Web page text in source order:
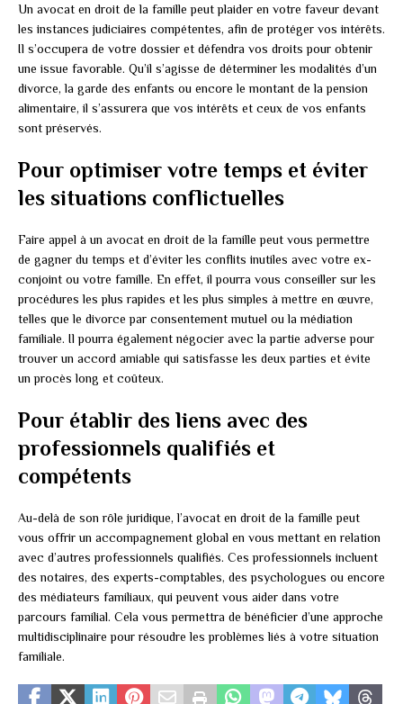
Un avocat en droit de la famille peut plaider en votre faveur devant
les instances judiciaires compétentes, afin de protéger vos intérêts.
Il s’occupera de votre dossier et défendra vos droits pour obtenir
une issue favorable. Qu’il s’agisse de déterminer les modalités d’un
divorce, la garde des enfants ou encore le montant de la pension
alimentaire, il s’assurera que vos intérêts et ceux de vos enfants
sont préservés.
Pour optimiser votre temps et éviter
les situations conflictuelles
Faire appel à un avocat en droit de la famille peut vous permettre
de gagner du temps et d’éviter les conflits inutiles avec votre ex-
conjoint ou votre famille. En effet, il pourra vous conseiller sur les
procédures les plus rapides et les plus simples à mettre en œuvre,
telles que le divorce par consentement mutuel ou la médiation
familiale. Il pourra également négocier avec la partie adverse pour
trouver un accord amiable qui satisfasse les deux parties et évite
un procès long et coûteux.
Pour établir des liens avec des
professionnels qualifiés et
compétents
Au-delà de son rôle juridique, l’avocat en droit de la famille peut
vous offrir un accompagnement global en vous mettant en relation
avec d’autres professionnels qualifiés. Ces professionnels incluent
des notaires, des experts-comptables, des psychologues ou encore
des médiateurs familiaux, qui peuvent vous aider dans votre
parcours familial. Cela vous permettra de bénéficier d’une approche
multidisciplinaire pour résoudre les problèmes liés à votre situation
familiale.